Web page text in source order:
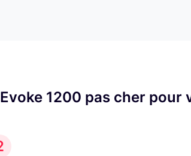
1200 pas cher pour